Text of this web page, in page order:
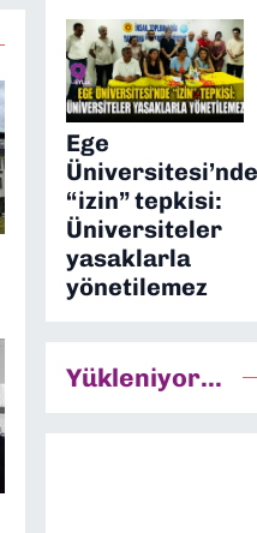
Ege
Üniversitesi’nde
“izin” tepkisi:
Üniversiteler
yasaklarla
yönetilemez
Yükleniyor...